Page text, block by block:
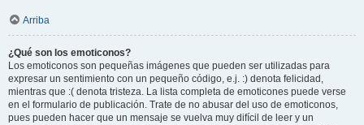
Arriba
¿Qué son los emoticonos?
Los emoticonos son pequeñas imágenes que pueden ser utilizadas para
expresar un sentimiento con un pequeño código, e.j. :) denota felicidad,
mientras que :( denota tristeza. La lista completa de emoticones puede verse
en el formulario de publicación. Trate de no abusar del uso de emoticonos,
pues pueden hacer que un mensaje se vuelva muy difícil de leer y un